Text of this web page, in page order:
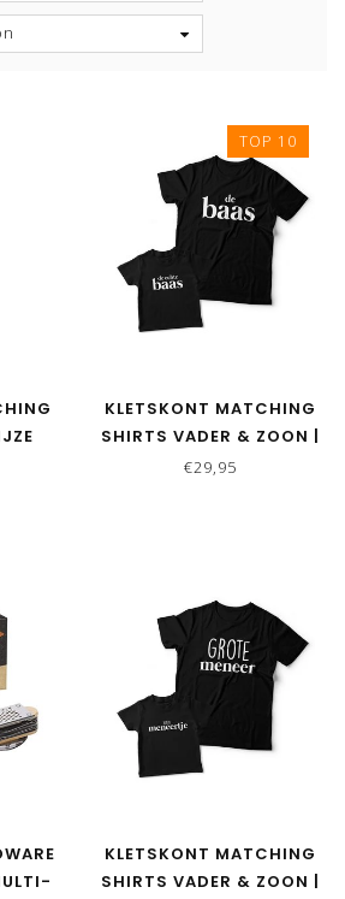
TOP 10
KLETSKONT MATCHING
SHIRTS VADER & ZOON |
DE ECHTE BAAS
€29,95
KLETSKONT MATCHING
SHIRTS VADER & ZOON |